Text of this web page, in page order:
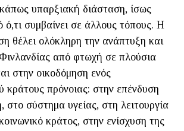
υπαρξιακή διάσταση, ίσως
ό,τι συμβαίνει σε άλλους τόπους. Η
θέλει ολόκληρη την ανάπτυξη και
από φτωχή σε πλούσια
στην οικοδόμηση ενός
κράτους πρόνοιας: στην επένδυση
στο σύστημα υγείας, στη λειτουργία
κράτος, στην ενίσχυση της